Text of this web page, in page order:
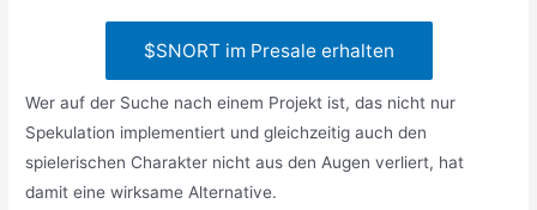
$SNORT im Presale erhalten
Wer auf der Suche nach einem Projekt ist, das nicht nur
Spekulation implementiert und gleichzeitig auch den
spielerischen Charakter nicht aus den Augen verliert, hat
damit eine wirksame Alternative.